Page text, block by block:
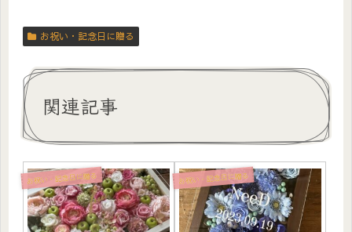
お祝い・記念日に贈る
関連記事
お祝い・記念日に贈る お祝い・記念日に贈る